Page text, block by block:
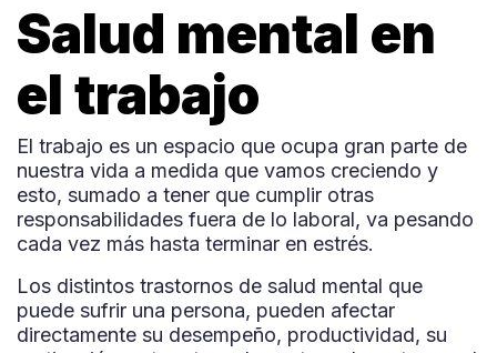
Salud mental en
el trabajo
El trabajo es un espacio que ocupa gran parte de
nuestra vida a medida que vamos creciendo y
esto, sumado a tener que cumplir otras
responsabilidades fuera de lo laboral, va pesando
cada vez más hasta terminar en estrés.
Los distintos trastornos de salud mental que
puede sufrir una persona, pueden afectar
directamente su desempeño, productividad, su